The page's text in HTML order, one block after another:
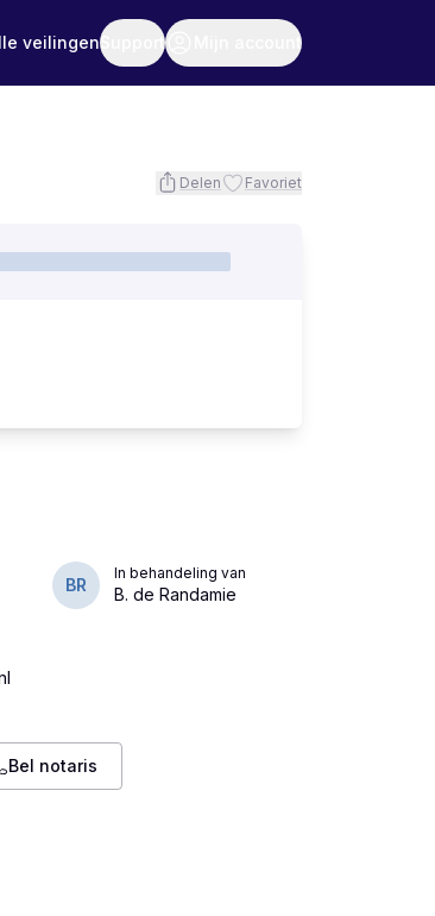
veilingenSupport Mijn account
Delen Favoriet
BR
In behandeling van
B. de Randamie
Bel notaris